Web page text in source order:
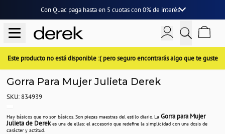
Con Quac paga hasta en 5 cuotascon0% de interés
Este producto no está disponible :( pero seguro encontrarás algo que te guste
Gorra Para Mujer Julieta Derek
SKU: 834939
Hay básicos que no son básicos. Son piezas maestras del estilo diario. La Gorra para Mujer
Julieta de Derekes una de ellas: el accesorio que redefine la simplicidad con una dosis de
carácter y actitud.